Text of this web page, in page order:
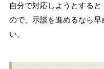
自分で対応しようとする
ので、示談を進めるなら
い。